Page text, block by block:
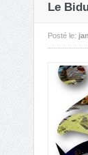
Le
Posté le: